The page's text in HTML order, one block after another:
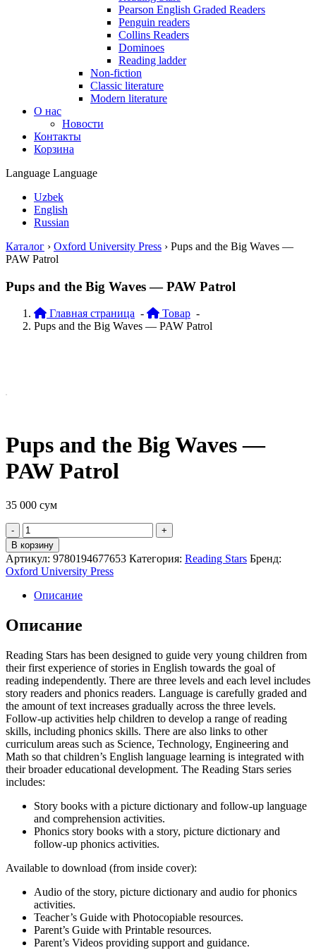
Pearson English Graded Readers
Penguin readers
Collins Readers
Dominoes
Reading ladder
Non-fiction
Classic literature
Modern literature
О нас
Новости
Контакты
Корзина
Language Language
Uzbek
English
Russian
Каталог › Oxford University Press › Pups and the Big Waves —
PAW Patrol
Pups and the Big Waves — PAW Patrol
Главная страница - Товар -
Pups and the Big Waves — PAW Patrol
Pups and the Big Waves —
PAW Patrol
35 000 сум
Quantity
В корзину
Артикул: 9780194677653 Категория: Reading Stars Бренд:
Oxford University Press
Описание
Описание
Reading Stars has been designed to guide very young children from
their first experience of stories in English towards the goal of
reading independently. There are three levels and each level includes
story readers and phonics readers. Language is carefully graded and
the amount of text increases gradually across the three levels.
Follow-up activities help children to develop a range of reading
skills, including phonics skills. There are also links to other
curriculum areas such as Science, Technology, Engineering and
Math so that children’s English language learning is integrated with
their broader educational development. The Reading Stars series
includes:
Story books with a picture dictionary and follow-up language
and comprehension activities.
Phonics story books with a story, picture dictionary and
follow-up phonics activities.
Available to download (from inside cover):
Audio of the story, picture dictionary and audio for phonics
activities.
Teacher’s Guide with Photocopiable resources.
Parent’s Guide with Printable resources.
Parent’s Videos providing support and guidance.